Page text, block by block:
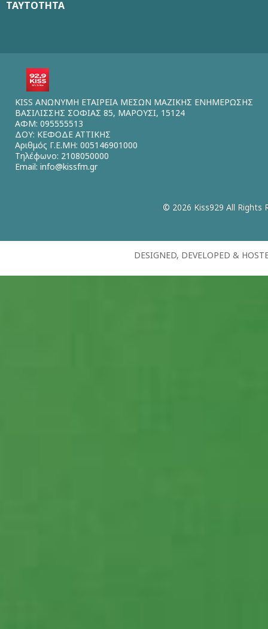
ΤΑΥΤΟΤΗΤΑ
KISS ΑΝΩΝΥΜΗ ΕΤΑΙΡΕΙΑ ΜΕΣΩΝ ΜΑΖΙΚΗΣ ΕΝΗΜΕΡΩΣΗΣ
ΒΑΣΙΛΙΣΣΗΣ ΣΟΦΙΑΣ 85, ΜΑΡΟΥΣΙ, 15124
ΑΦΜ: 095555513
ΔΟΥ: ΚΕΦΟΔΕ ΑΤΤΙΚΗΣ
Αριθμός Γ.Ε.ΜΗ: 005146901000
Τηλέφωνο: 2108050000
Email: info@kissfm.gr
© 2026 Kiss929 All Rights
DESIGNED, DEVELOPED &